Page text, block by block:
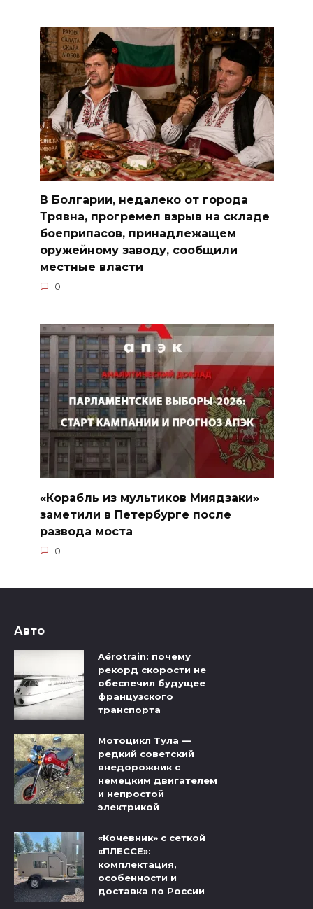
В Болгарии, недалеко от города
Трявна, прогремел взрыв на складе
боеприпасов, принадлежащем
оружейному заводу, сообщили
местные власти
0
«Корабль из мультиков Миядзаки»
заметили в Петербурге после
развода моста
0
Авто
Aérotrain: почему
рекорд скорости не
обеспечил будущее
французского
транспорта
Мотоцикл Тула —
редкий советский
внедорожник с
немецким двигателем
и непростой
электрикой
«Кочевник» с сеткой
«ПЛЕССЕ»:
комплектация,
особенности и
доставка по России